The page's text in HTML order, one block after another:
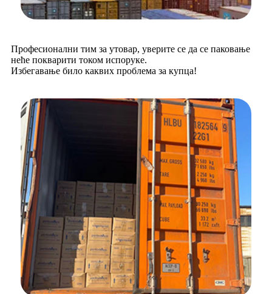
Професионални тим за утовар, уверите се да се паковање
неће покварити током испоруке.
Избегавање било каквих проблема за купца!